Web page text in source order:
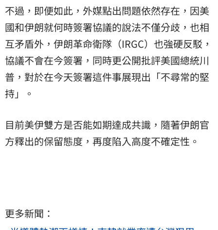
不過，即便如此，外媒點出問題依然存在，因美
國和伊朗就何時簽署協議的說法不僅分歧，也相
互矛盾外，伊朗革命衛隊（IRGC）也強硬反駁，
協議不會在今簽署，同時更公開批評美國總統川
普 ，對於在今天簽署這件事展現出「不尋常的堅
持」。
目前美伊雙方是否能如期達成共識，隨著伊朗官
方釋出的保留態度，再度陷入高度不確定性。
更多新聞：